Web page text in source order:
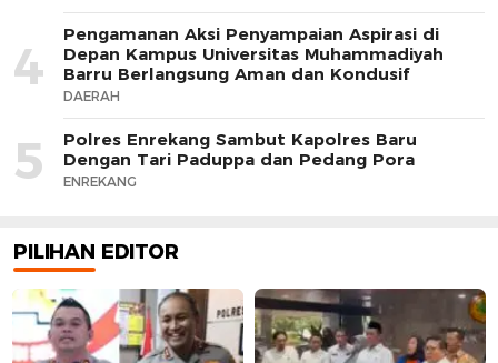
4
Pengamanan Aksi Penyampaian Aspirasi di
Depan Kampus Universitas Muhammadiyah
Barru Berlangsung Aman dan Kondusif
DAERAH
5
Polres Enrekang Sambut Kapolres Baru
Dengan Tari Paduppa dan Pedang Pora
ENREKANG
PILIHAN EDITOR